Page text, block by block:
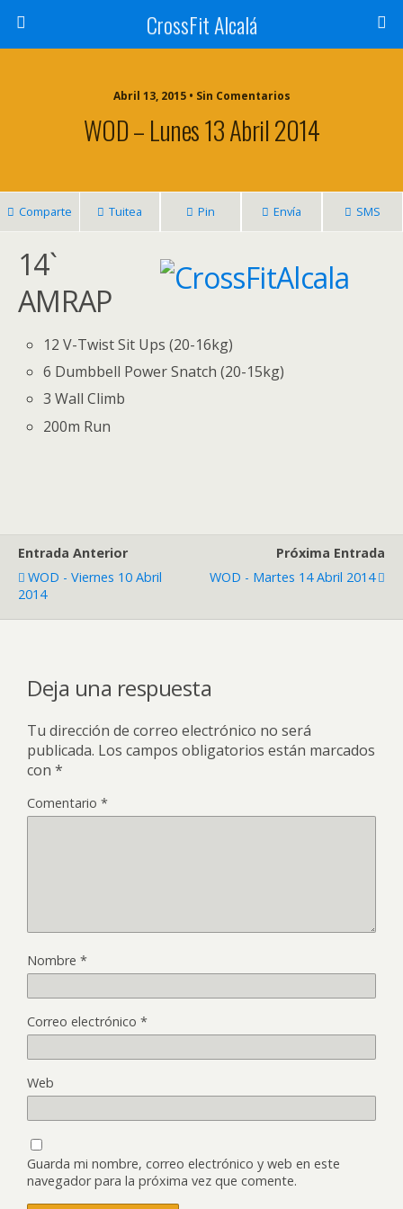
CrossFit Alcalá
Abril 13, 2015 • Sin Comentarios
WOD – Lunes 13 Abril 2014
Comparte Tuitea Pin Envía SMS
14`
AMRAP
12 V-Twist Sit Ups (20-16kg)
6 Dumbbell Power Snatch (20-15kg)
3 Wall Climb
200m Run
Entrada Anterior
WOD - Viernes 10 Abril
2014
Próxima Entrada
WOD - Martes 14 Abril 2014
Deja una respuesta
Tu dirección de correo electrónico no será
publicada. Los campos obligatorios están marcados
con *
Comentario *
Nombre *
Correo electrónico *
Web
Guarda mi nombre, correo electrónico y web en este
navegador para la próxima vez que comente.